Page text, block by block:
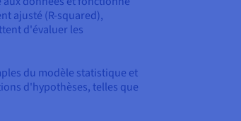
ajusté (R-squared),
d'évaluer les
du modèle statistique et
d'hypothèses, telles que